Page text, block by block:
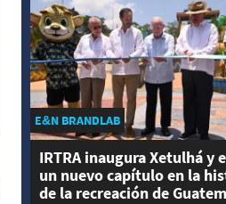
E&N BRANDLAB
IRTRA inaugura Xetulhá y
un nuevo capítulo en la
de la recreación de